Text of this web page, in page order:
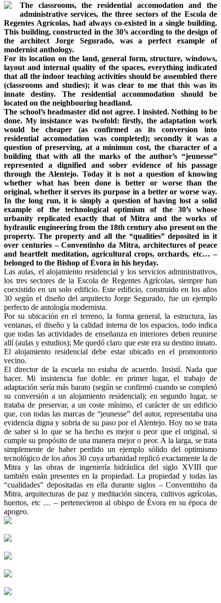
The classrooms, the residential accomodation and the
administrative services, the three sectors of the Escola de
Regentes Agrícolas, had always co-existed in a single building.
This building, constructed in the 30’s according to the design of
the architect Jorge Segurado, was a perfect example of
modernist anthology.
For its location on the land, general form, structure, windows,
layout and internal quality of the spaces, everything indicated
that all the indoor teaching activities should be assembled there
(classrooms and studies); it was clear to me that this was its
innate destiny. The residential accommodation should be
located on the neighbouring headland.
The school’s headmaster did not agree. I insisted. Nothing to be
done. My insistance was twofold: firstly, the adaptation work
would be cheaper (as confirmed as its conversion into
residential accomodation was completed); secondly it was a
question of preserving, at a minimun cost, the character of a
building that with all the marks of the author’s “jeunesse”
represented a dignified and sober evidence of his passage
through the Alentejo. Today it is not a question of knowing
whether what has been done is better or worse than the
original, whether it serves its purpose in a better or worse way.
In the long run, it is simply a question of having lost a solid
example of the technological optimism of the 30’s whose
urbanity replicated exactly that of Mitra and the works of
hydraulic engineering from the 18th century also present on the
property. The property and all the “qualities” deposited in it
over centuries – Conventinho da Mitra, architectures of peace
and heartfelt meditation, agricultural crops, orchards, etc… –
belonged to the Bishop of Évora in his heyday.
Las aulas, el alojamiento residencial y los servicios administrativos,
los tres sectores de la Escola de Regentes Agrícolas, siempre han
coexistido en un solo edificio. Este edificio, construido en los años
30 según el diseño del arquitecto Jorge Segurado, fue un ejemplo
perfecto de antología modernista.
Por su ubicación en el terreno, la forma general, la estructura, las
ventanas, el diseño y la calidad interna de los espacios, todo indica
que todas las actividades de enseñanza en interiores deben reunirse
allí (aulas y estudios); Me quedó claro que este era su destino innato.
El alojamiento residencial debe estar ubicado en el promontorio
vecino.
El director de la escuela no estaba de acuerdo. Insistí. Nada que
hacer. Mi insistencia fue doble: en primer lugar, el trabajo de
adaptación sería más barato (según se confirmó cuando se completó
su conversión a un alojamiento residencial); en segundo lugar, se
trataba de preservar, a un coste mínimo, el carácter de un edificio
que, con todas las marcas de “jeunesse” del autor, representaba una
evidencia digna y sobria de su paso por el Alentejo. Hoy no se trata
de saber si lo que se ha hecho es mejor o peor que el original, si
cumple su propósito de una manera mejor o peor. A la larga, se trata
simplemente de haber perdido un ejemplo sólido del optimismo
tecnológico de los años 30 cuya urbanidad replicó exactamente la de
Mitra y las obras de ingeniería hidráulica del siglo XVIII que
también están presentes en la propiedad. La propiedad y todas las
“cualidades” depositadas en ella durante siglos – Conventinho da
Mitra, arquitecturas de paz y meditación sincera, cultivos agrícolas,
huertos, etc … – pertenecieron al obispo de Évora en su época de
apogeo.